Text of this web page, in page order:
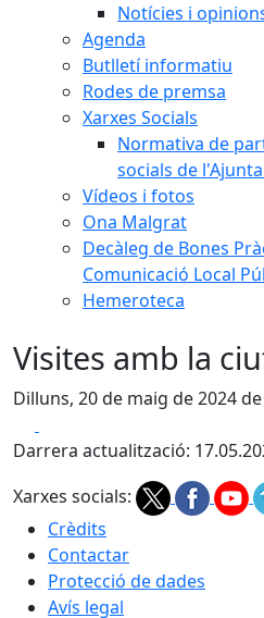
Notícies i
Agenda
Butlletí informatiu
Rodes de premsa
Xarxes Socials
Normativa de
socials de
Vídeos i fotos
Ona Malgrat
Decàleg de Bones
Comunicació Local
Hemeroteca
Visites amb la
Dilluns, 20 de maig de 2024
Darrera actualització:
Xarxes socials:
Crèdits
Contactar
Protecció de dades
Avís legal